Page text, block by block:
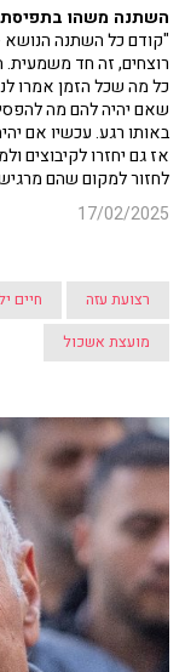
השתנה משהו בתפיסת
"קודם כל השתנה הנושא
רוצחים, זה חד משמעית.
כל מה שכל הזמן אמרו
שאם יהיה להם מה
באותו רגע. עכשיו אם
אז גם יחזרו לקיבוצים
לחזור למקום שהם
17/02/2025
רצועת עזה חיים
מועצת אשכול